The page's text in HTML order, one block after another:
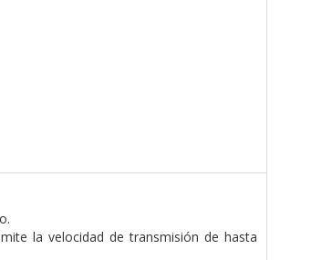
la velocidad de transmisión de hasta